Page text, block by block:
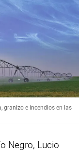
granizo e incendios en las
Negro, Lucio